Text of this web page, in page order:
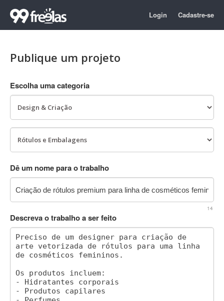
Login Cadastre-se
Publique um projeto
Escolha uma categoria
Dê um nome para o trabalho
14
Descreva o trabalho a ser feito